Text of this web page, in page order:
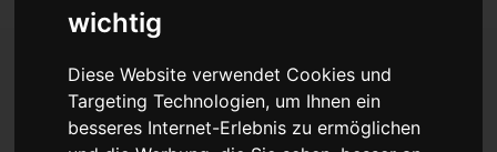
wichtig
Diese Website verwendet Cookies und
Targeting Technologien, um Ihnen ein
besseres Internet-Erlebnis zu ermöglichen
Filmfestival Cannes mit